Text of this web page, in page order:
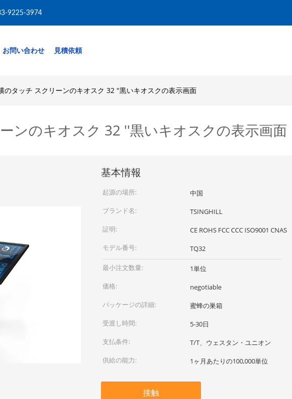
9225-3974
お問い合わせ 見積依頼
のタッチ スクリーンのキオスク 32 ''黒いキオスクの表示画面
ンのキオスク 32 ''黒いキオスクの表示画面
基本情報
起源の場所:
中国
ブランド名:
TSINGHILL
証明:
CE ROHS FCC CCC ISO9001 CNAS
モデル番号:
TQ32
最小注文数量:
1単位
価格:
negotiable
パッケージの詳細:
蜜蜂の巣箱
受渡し時間:
5-30日
支払条件:
T/T、ウェスタン・ユニオン
供給の能力:
1ヶ月あたりの100,000単位
接触